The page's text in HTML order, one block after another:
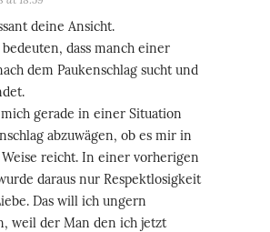
deine Ansicht.
dass manch einer
dem Paukenschlag sucht und
gerade in einer Situation
abzuwägen, ob es mir in
reicht. In einer vorherigen
daraus nur Respektlosigkeit
Das will ich ungern
weil der Man den ich jetzt